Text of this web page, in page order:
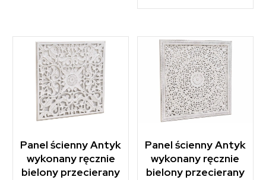
Panel ścienny Antyk
wykonany ręcznie
bielony przecierany
Panel ścienny Antyk
wykonany ręcznie
bielony przecierany